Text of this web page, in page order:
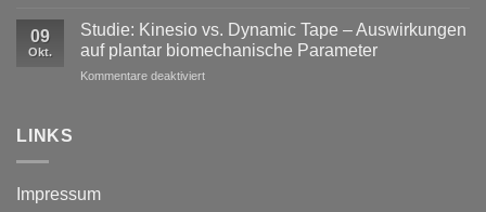
Tape
Kinesiotape
–
09
Okt.
Studie: Kinesio vs. Dynamic Tape – Auswirkungen
auf plantar biomechanische Parameter
Kommentare deaktiviertfür
LINKS
Impressum